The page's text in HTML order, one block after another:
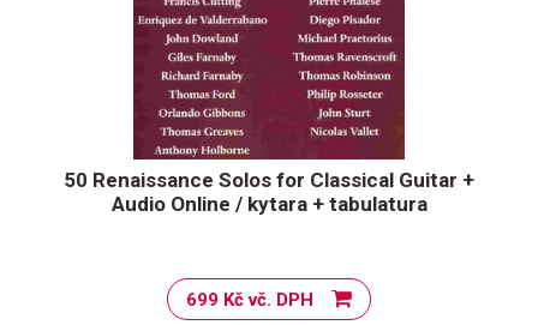
50 Renaissance Solos for Classical Guitar +
Audio Online / kytara + tabulatura
699 Kč vč. DPH